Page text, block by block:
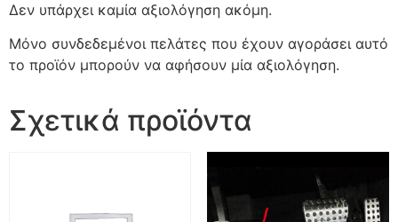
Δεν υπάρχει καμία αξιολόγηση ακόμη.
Μόνο συνδεδεμένοι πελάτες που έχουν αγοράσει αυτό
το προϊόν μπορούν να αφήσουν μία αξιολόγηση.
Σχετικά προϊόντα